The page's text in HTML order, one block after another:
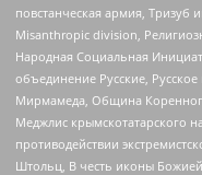
повстанческая армия, Тризуб
Misanthropic division,
Народная Социальная
объединение Русские,
Мирмамеда, Община
Меджлис крымскотатарского
противодействии
Штольц, В честь иконы